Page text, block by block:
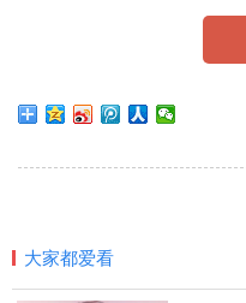
大家都爱看